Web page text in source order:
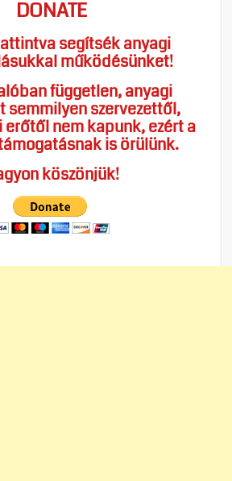
DONATE
segítsék anyagi
működésünket!
független, anyagi
semmilyen szervezettől,
nem kapunk, ezért a
is örülünk.
köszönjük!